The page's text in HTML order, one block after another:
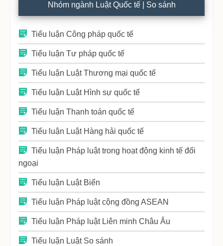
Nhóm ngành Luật Quốc tế | So sánh
Tiểu luận Công pháp quốc tế
Tiểu luận Tư pháp quốc tế
Tiểu luận Luật Thương mại quốc tế
Tiểu luận Luật Hình sự quốc tế
Tiểu luận Thanh toán quốc tế
Tiểu luận Luật Hàng hải quốc tế
Tiểu luận Pháp luật trong hoạt động kinh tế đối
ngoại
Tiểu luận Luật Biển
Tiểu luận Pháp luật cộng đồng ASEAN
Tiểu luận Pháp luật Liên minh Châu Âu
Tiểu luận Luật So sánh